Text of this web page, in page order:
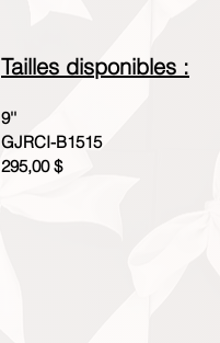
Tailles disponibles :
9''
GJRCI-B1515
295,00 $